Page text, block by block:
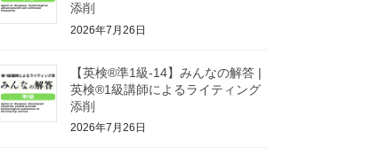
添削
2026年7月26日
【英検®準1級-14】みんなの解答 |
英検®1級講師によるライティング
添削
2026年7月26日